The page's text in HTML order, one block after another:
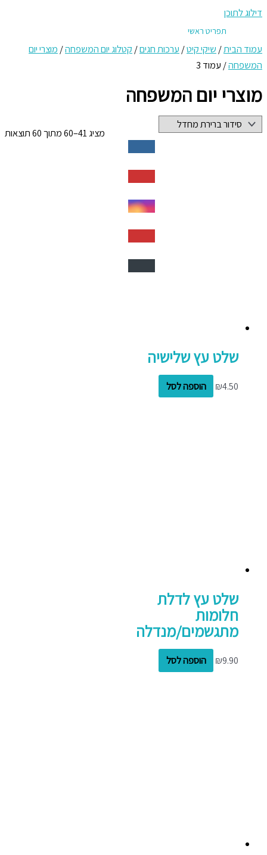
דילוג לתוכן
תפריט ראשי
עמוד הבית/ שיקי קיט/ ערכות חגים/ קטלוג יום המשפחה/ מוצרי יום
המשפחה/ עמוד 3
מוצרי יום המשפחה
מציג 41–60 מתוך 60 תוצאות
שלט עץ שלישיה
₪4.50 הוספה לסל
שלט עץ לדלת
חלומות
מתגשמים/מנדלה
₪9.90 הוספה לסל